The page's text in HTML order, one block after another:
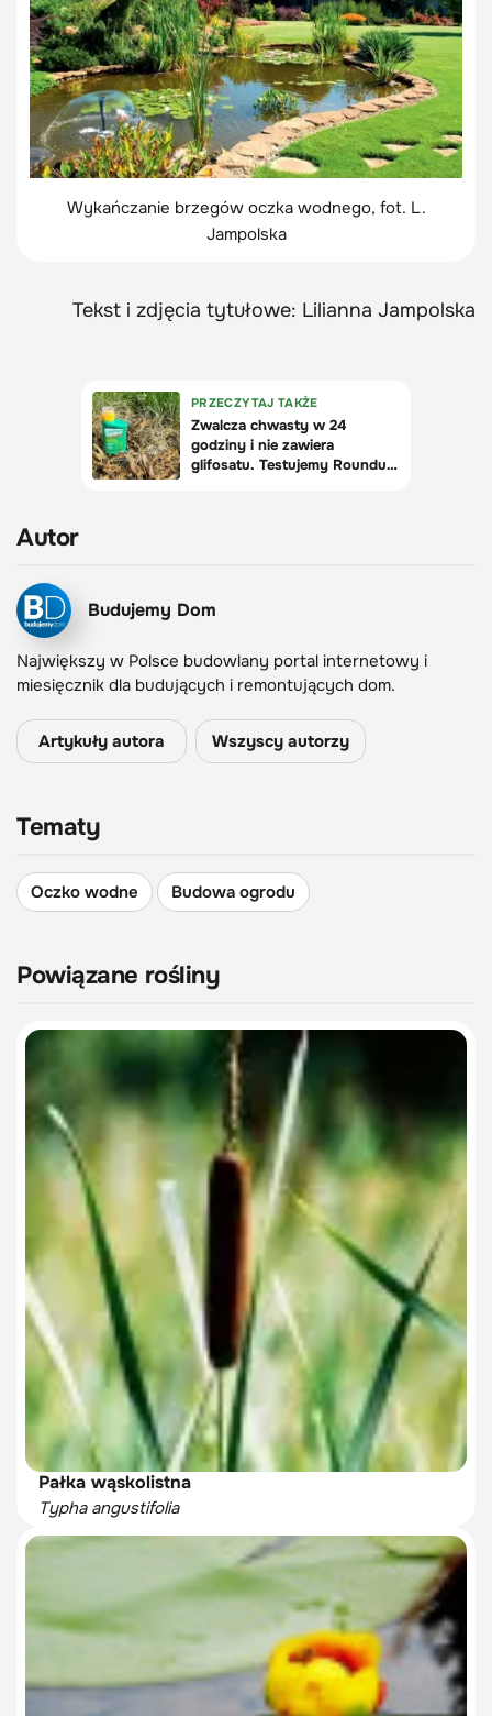
Wykańczanie brzegów oczka wodnego, fot. L.
Jampolska
Tekst i zdjęcia tytułowe: Lilianna Jampolska
Autor
Budujemy Dom
Największy w Polsce budowlany portal internetowy i
miesięcznik dla budujących i remontujących dom.
Artykuły autora Wszyscy autorzy
Tematy
Oczko wodne Budowa ogrodu
Powiązane rośliny
Pałka wąskolistna
Typha angustifolia